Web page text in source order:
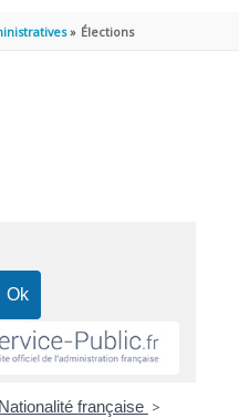
Élections
Nationalité française >